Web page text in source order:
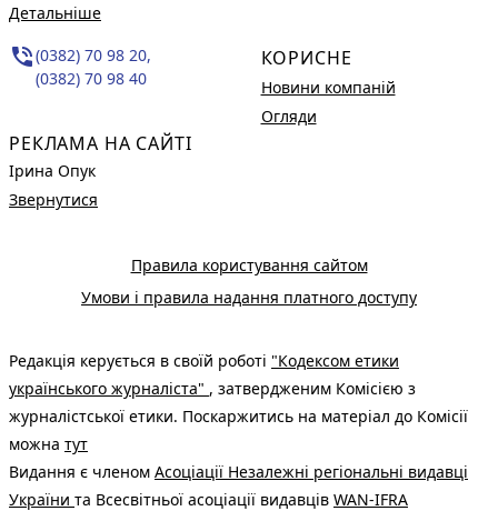
Детальніше
phone_in_talk(0382) 70 98 20,
(0382) 70 98 40
РЕКЛАМА НА САЙТІ
Ірина Опук
Звернутися
КОРИСНЕ
Новини компаній
Огляди
Правила користування сайтом
Умови і правила надання платного доступу
Редакція керується в своїй роботі "Кодексом етики
українського журналіста" , затвердженим Комісією з
журналістської етики. Поскаржитись на матеріал до Комісії
можна тут
Видання є членом Асоціації Незалежні регіональні видавці
України та Всесвітньої асоціації видавців WAN-IFRA